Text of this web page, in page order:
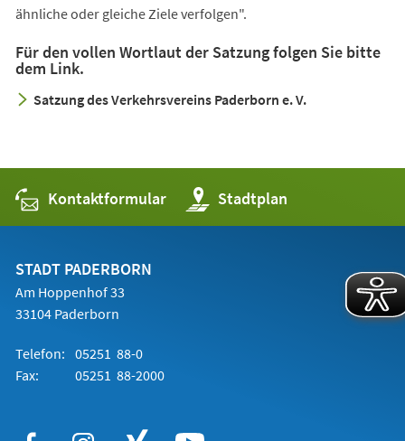
ähnliche oder gleiche Ziele verfolgen".
Für den vollen Wortlaut der Satzung folgen Sie bitte
dem Link.
Satzung des Verkehrsvereins Paderborn e. V.
Kontaktformular Stadtplan
(Öffnet
in
einem
STADT PADERBORN
Am Hoppenhof 33
33104 Paderborn
Telefon: 05251 88-0
Fax:
05251 88-2000